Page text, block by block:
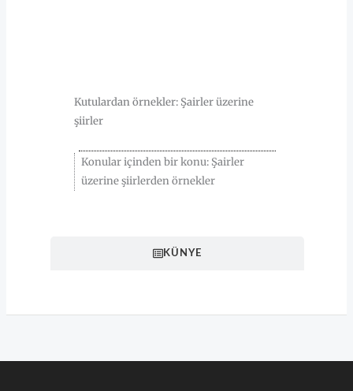
KÜNYE
Kutulardan örnekler: Şairler üzerine
şiirler
Konular içinden bir konu: Şairler
üzerine şiirlerden örnekler